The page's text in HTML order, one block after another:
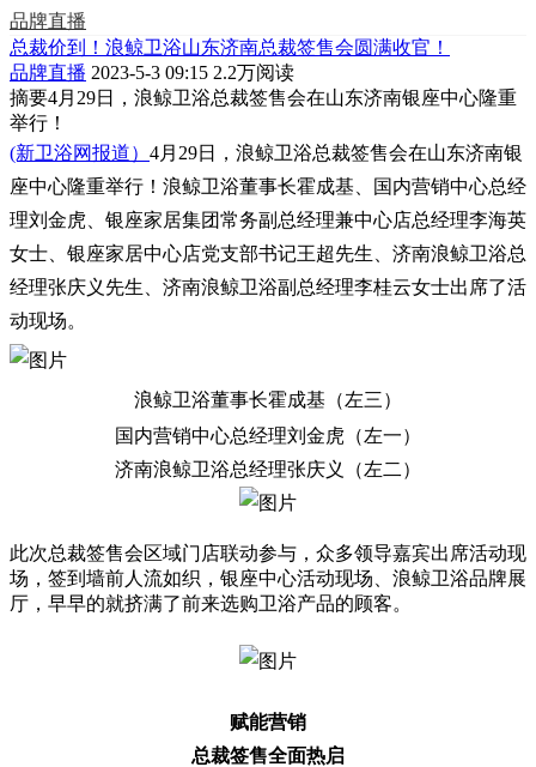
品牌直播
总裁价到！浪鲸卫浴山东济南总裁签售会圆满收官！
品牌直播 2023-5-3 09:15 2.2万阅读
摘要4月29日，浪鲸卫浴总裁签售会在山东济南银座中心隆重
举行！
(新卫浴网报道） 4月29日，浪鲸卫浴总裁签售会在山东济南银
座中心隆重举行！浪鲸卫浴董事长霍成基、国内营销中心总经
理刘金虎、银座家居集团常务副总经理兼中心店总经理李海英
女士、银座家居中心店党支部书记王超先生、济南浪鲸卫浴总
经理张庆义先生、济南浪鲸卫浴副总经理李桂云女士出席了活
动现场。
浪鲸卫浴董事长霍成基（左三）
国内营销中心总经理刘金虎（左一）
济南浪鲸卫浴总经理张庆义（左二）
此次总裁签售会区域门店联动参与，众多领导嘉宾出席活动现
场，签到墙前人流如织，银座中心活动现场、浪鲸卫浴品牌展
厅，早早的就挤满了前来选购卫浴产品的顾客。
赋能营销
总裁签售全面热启